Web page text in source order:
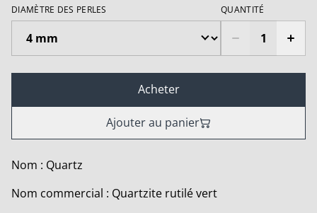
DIAMÈTRE DES PERLES QUANTITÉ
Acheter
Ajouter au panier
Nom : Quartz
Nom commercial : Quartzite rutilé vert